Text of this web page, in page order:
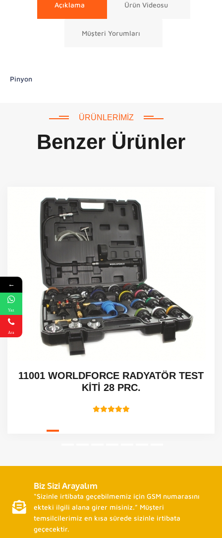
Açıklama Ürün Videosu
Müşteri Yorumları
Pinyon
ÜRÜNLERIMIZ
Benzer Ürünler
11001 WORLDFORCE RADYATÖR TEST
KİTİ 28 PRC.
Biz Sizi Arayalım
“Sizinle irtibata geçebilmemiz için GSM numarasını
ekteki ilgili alana girer misiniz.” Müşteri
temsilcilerimiz en kısa sürede sizinle irtibata
geçecektir.
←
Yaz
Ara